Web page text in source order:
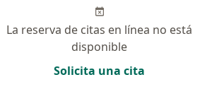
La reserva de citas en línea no está
disponible
Solicita una cita